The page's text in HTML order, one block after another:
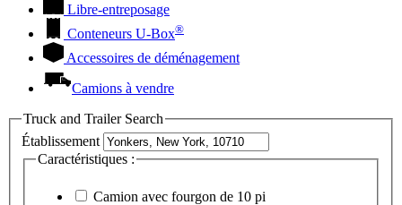
Libre-entreposage
Conteneurs U-Box®
Accessoires de déménagement
Camions à vendre
Truck and Trailer Search
Établissement
Caractéristiques :
Camion avec fourgon de 10 pi